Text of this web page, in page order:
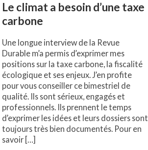
Le climat a besoin d’une taxe
carbone
Une longue interview de la Revue
Durable m’a permis d’exprimer mes
positions sur la taxe carbone, la fiscalité
écologique et ses enjeux. J’en profite
pour vous conseiller ce bimestriel de
qualité. Ils sont sérieux, engagés et
professionnels. Ils prennent le temps
d’exprimer les idées et leurs dossiers sont
toujours très bien documentés. Pour en
savoir […]